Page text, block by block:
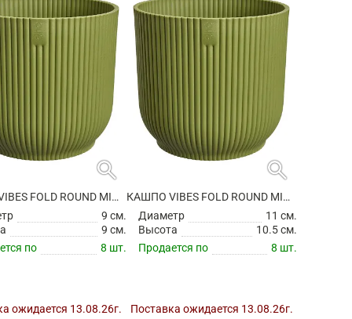
search
КАШПО VIBES FOLD ROUND MINI FERN GREEN
9 см.
9 см.
по
8 шт.
ожидается 13.08.26г.
search
КАШПО VIBES FOLD ROUND MINI FERN GREEN
Диаметр
11 см.
Высота
10.5 см.
Продается по
8 шт.
Поставка ожидается 13.08.26г.